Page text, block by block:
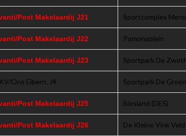
Post Makelaardij J21 Sportcomplex
Post Makelaardij J22 Pomonaplein
Post Makelaardij J23 Sportpark De
Ons Eibern. J4 Sportpark De
Post Makelaardij J25 Biesland (DES)
Post Makelaardij J26 De Kleine Vink Veld